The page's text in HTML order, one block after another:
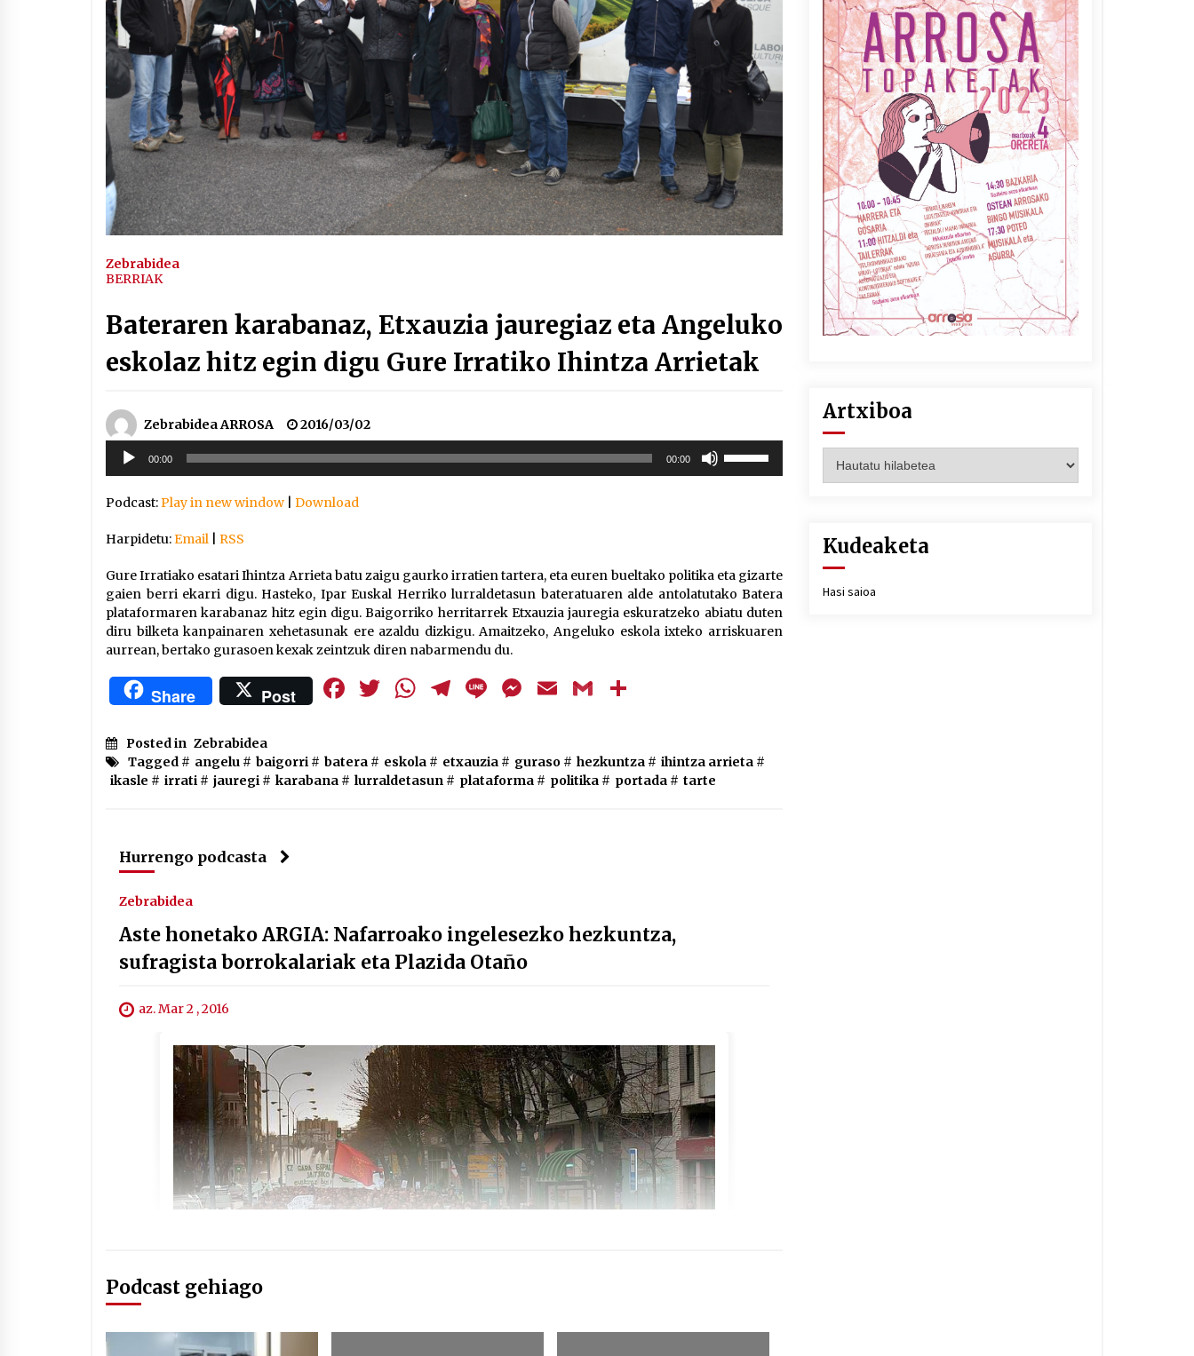
Arrosaren IX. Topaketak –
Mila esker guztioi!
2021/11/11
Arrosa sareko IX. topaketak!
2021/10/13
Azaroak 6 Iurretan Arrosa
sarearen IX. topaketak
2021/10/04
Segura irratian Arrosaren 20
urteez
2021/07/22
Arrosari buruzko erreportaia
2021/07/16
Berria egunkarian
elkarrizketa Arrosaren 20
urteez
2021/07/06
Arrosaren laburpen bideoa
Hamaika Telebistaren eskutik
2021/06/30
Zebrabidea
BERRIAK
Bateraren karabanaz, Etxauzia jauregiaz eta Angeluko
eskolaz hitz egin digu Gure Irratiko Ihintza Arrietak
Zebrabidea ARROSA
2016/03/02
Soinu
erreproduzigailua
00:00 00:00
jaisteko.
Podcast:Play in new window Download
Harpidetu:Email RSS
Gure Irratiako esatari Ihintza Arrieta batu zaigu gaurko irratien tartera, eta euren bueltako politika eta gizarte
gaien berri ekarri digu. Hasteko, Ipar Euskal Herriko lurraldetasun bateratuaren alde antolatutako Batera
plataformaren karabanaz hitz egin digu. Baigorriko herritarrek Etxauzia jauregia eskuratzeko abiatu duten
diru bilketa kanpainaren xehetasunak ere azaldu dizkigu. Amaitzeko, Angeluko eskola ixteko arriskuaren
aurrean, bertako gurasoen kexak zeintzuk diren nabarmendu du.
Share Post Facebook
Twitter
WhatsApp
Telegram
LineMessenger
EmailGmail
Posted in Zebrabidea
Tagged # angelu # baigorri # batera # eskola # etxauzia # guraso # hezkuntza # ihintza arrieta #
ikasle # irrati # jauregi # karabana # lurraldetasun # plataforma # politika # portada # tarte
Hurrengo podcasta
Zebrabidea
Aste honetako ARGIA: Nafarroako ingelesezko hezkuntza,
sufragista borrokalariak eta Plazida Otaño
az. Mar 2 , 2016
Podcast gehiago
Artxiboa
Kudeaketa
Hasi saioa